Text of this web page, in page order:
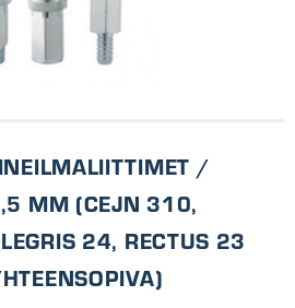
/
MM (CEJN 310,
24, RECTUS 23